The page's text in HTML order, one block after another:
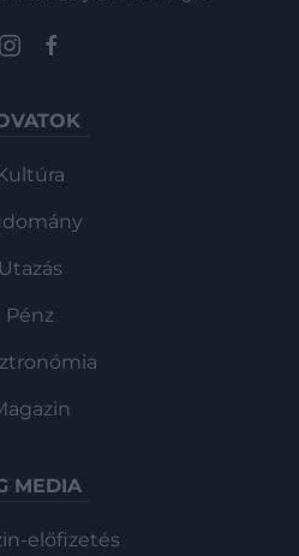
Utazás
Pénz
MEDIA
előfizetés